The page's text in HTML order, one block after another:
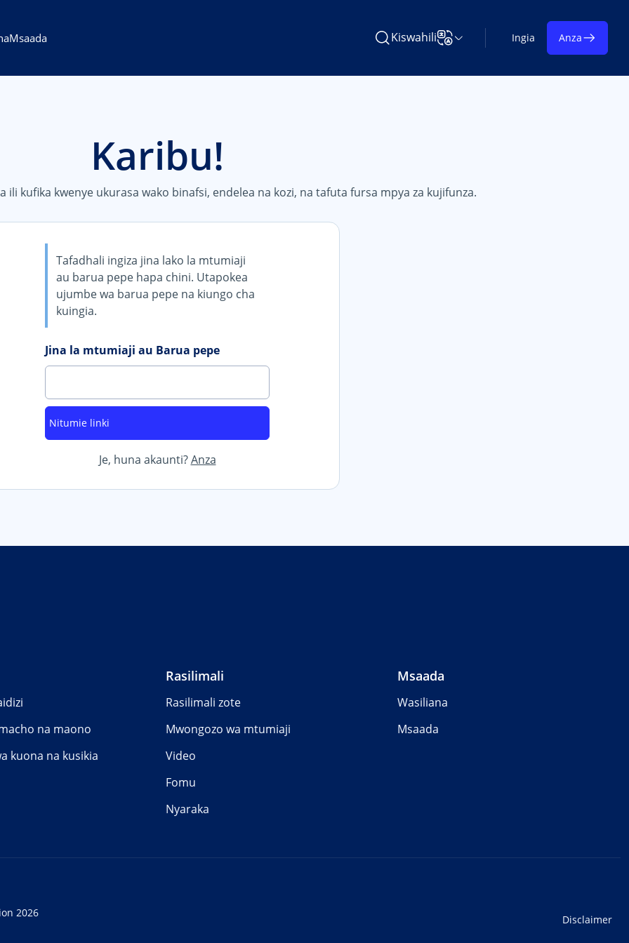
Msaada Tafuta Learning on TAP
KiswahiliBadilisha Lugha Ingia Anza
Karibu!
ili kufika kwenye ukurasa wako binafsi, endelea na kozi, na tafuta fursa mpya za kujifunza.
Tafadhali ingiza jina lako la mtumiaji
au barua pepe hapa chini. Utapokea
ujumbe wa barua pepe na kiungo cha
kuingia.
Jina la mtumiaji au Barua pepe
Je, huna akaunti?Anza
na maono
kuona na kusikia
Rasilimali
Rasilimali zote
Mwongozo wa mtumiaji
Video
Fomu
Nyaraka
Msaada
Wasiliana
Msaada
2026
Disclaimer